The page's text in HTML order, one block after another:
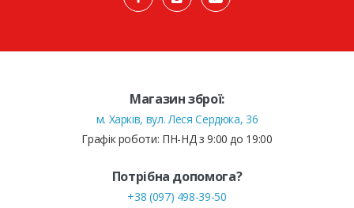
Магазин зброї:
м. Харків, вул. Леся Сердюка, 36
Графік роботи: ПН-НД з 9:00 до 19:00
Потрібна допомога?
+38 (097) 498-39-50